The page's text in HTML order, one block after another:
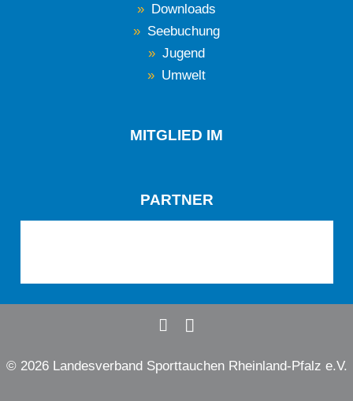
Downloads
Seebuchung
Jugend
Umwelt
MITGLIED IM
PARTNER
© 2026 Landesverband Sporttauchen Rheinland-Pfalz e.V.